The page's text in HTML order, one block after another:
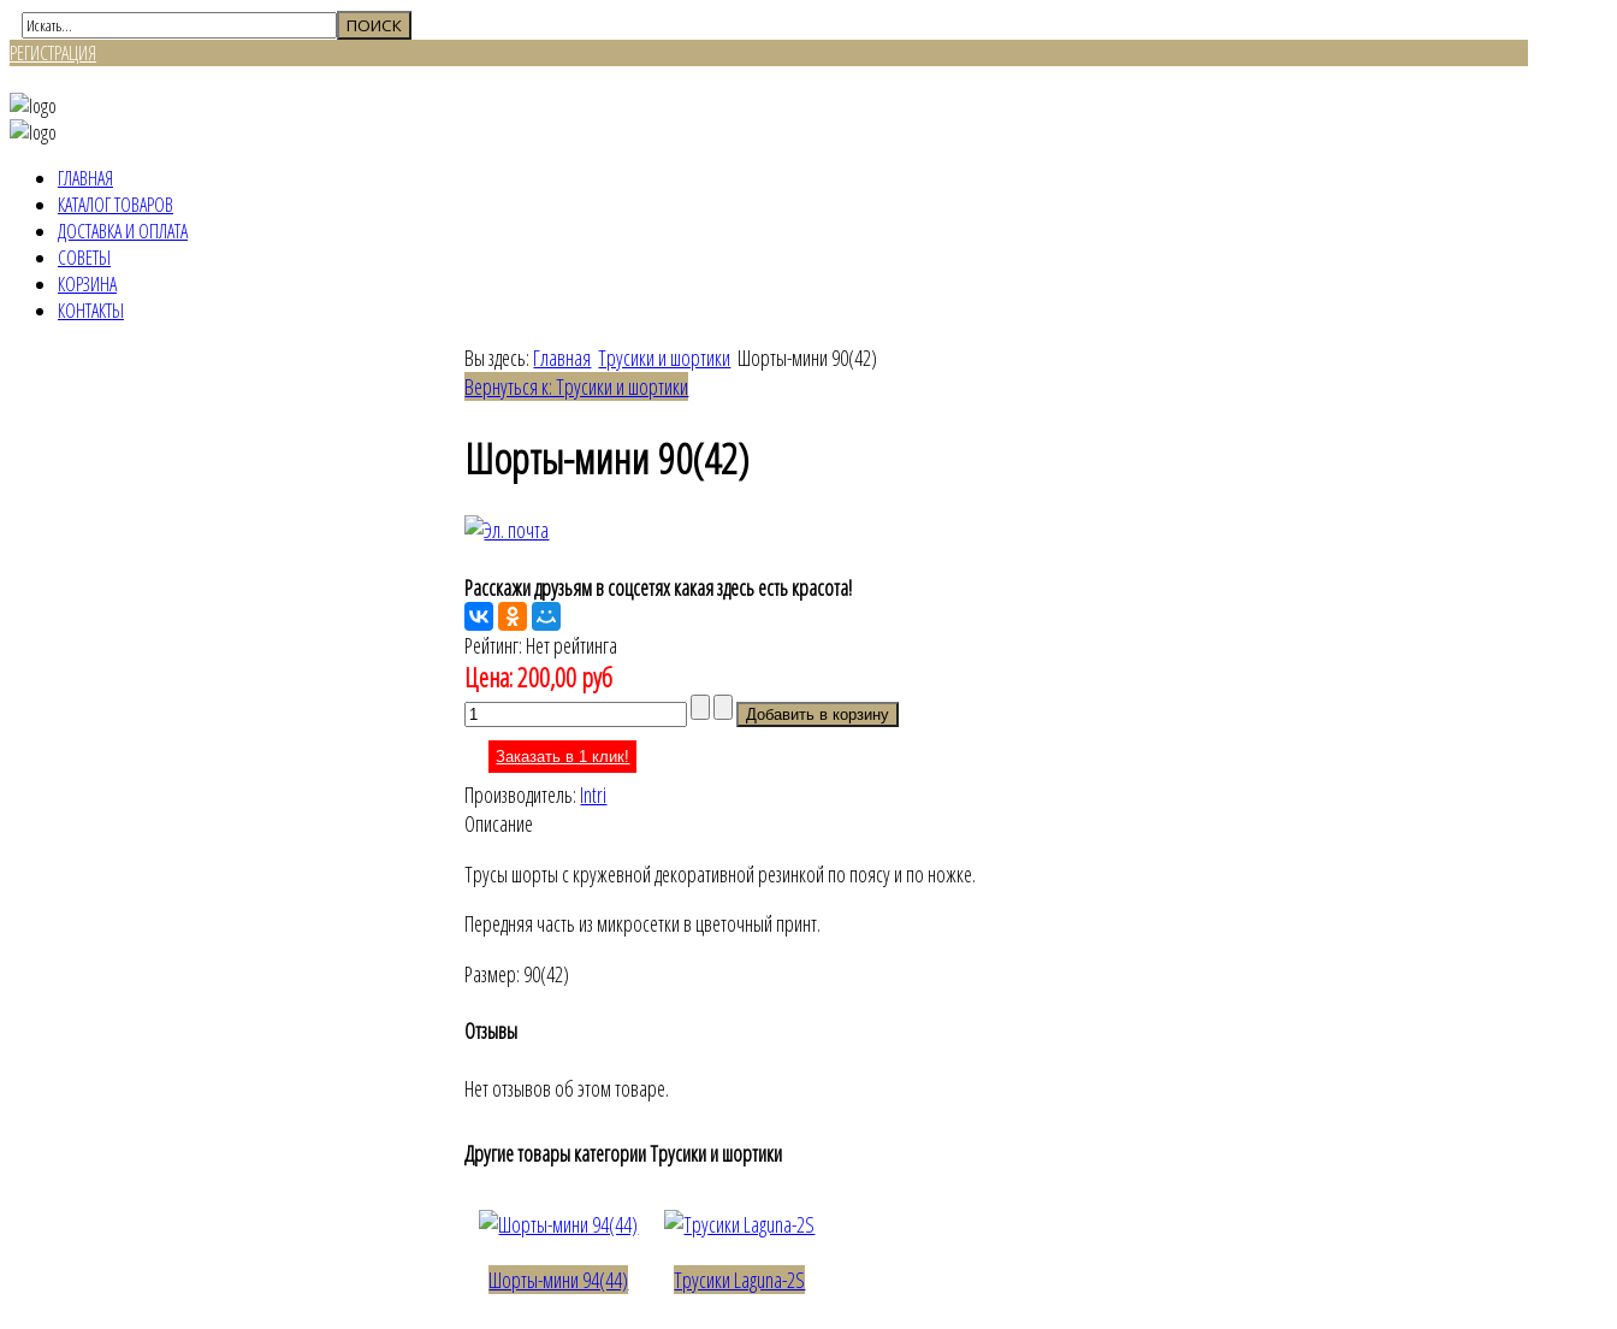
РЕГИСТРАЦИЯ
ГЛАВНАЯ
КАТАЛОГ ТОВАРОВ
ДОСТАВКА И ОПЛАТА
СОВЕТЫ
КОРЗИНА
КОНТАКТЫ
Вы здесь: Главная Трусики и шортики Шорты-мини 90(42)
Вернуться к: Трусики и шортики
Шорты-мини 90(42)
Расскажи друзьям в соцсетях какая здесь есть красота!
Рейтинг: Нет рейтинга
Цена:200,00 руб
Заказать в 1 клик!
Производитель: Intri
Описание
Трусы шорты с кружевной декоративной резинкой по поясу и по ножке.
Передняя часть из микросетки в цветочный принт.
Размер: 90(42)
Отзывы
Нет отзывов об этом товаре.
Другие товары категории Трусики и шортики
Шорты-мини 94(44) Трусики Laguna-2S